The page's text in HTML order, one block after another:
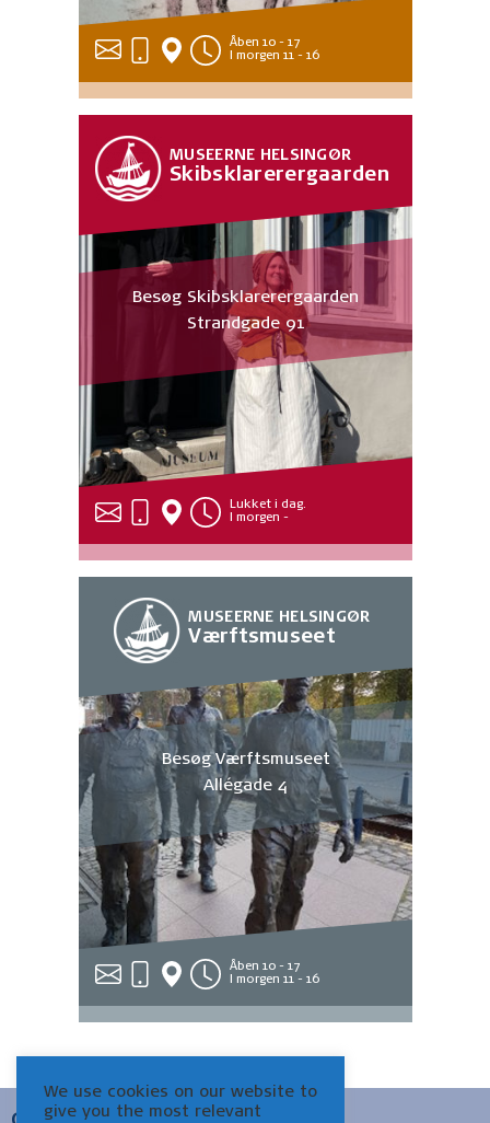
Åben 10 - 17
I morgen 11 - 16
MUSEERNE HELSINGØR
Skibsklarerergaarden
Besøg Skibsklarerergaarden
Strandgade 91
Lukket i dag.
I morgen -
MUSEERNE HELSINGØR
Værftsmuseet
Besøg Værftsmuseet
Allégade 4
Åben 10 - 17
I morgen 11 - 16
We use cookies on our website to
give you the most relevant